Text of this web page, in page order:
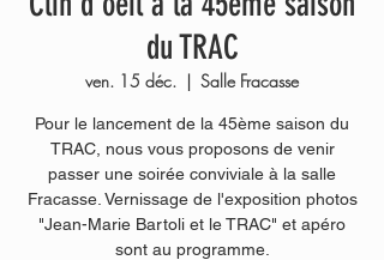
du TRAC
ven. 15 déc.
  |
Salle Fracasse
Pour le lancement de la 45ème saison du
TRAC, nous vous proposons de venir
passer une soirée conviviale à la salle
Fracasse. Vernissage de l'exposition photos
"Jean-Marie Bartoli et le TRAC" et apéro
sont au programme.